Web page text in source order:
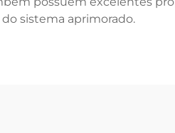
sistema aprimorado.